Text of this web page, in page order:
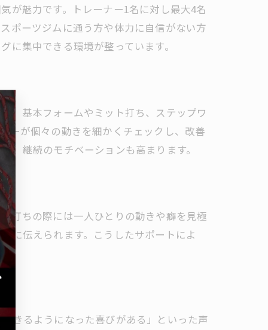
ブ
ト
が魅力です。トレーナー1名に対し最大4名
ポーツジムに通う方や体力に自信がない方
集中できる環境が整っています。
。基本フォームやミット打ち、ステップワ
ーが個々の動きを細かくチェックし、改善
、継続のモチベーションも高まります。
打ちの際には一人ひとりの動きや癖を見極
に伝えられます。こうしたサポートによ
きるようになった喜びがある」といった声